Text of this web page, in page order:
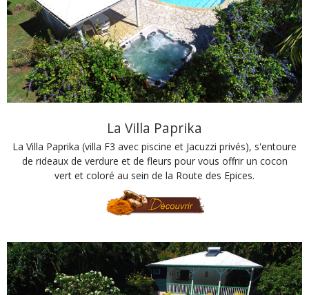
La Villa Paprika
La Villa Paprika (villa F3 avec piscine et Jacuzzi privés), s'entoure
de rideaux de verdure et de fleurs pour vous offrir un cocon
vert et coloré au sein de la Route des Epices.